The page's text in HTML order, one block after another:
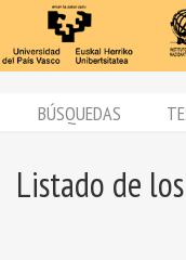
BÚSQUEDAS
Listado de